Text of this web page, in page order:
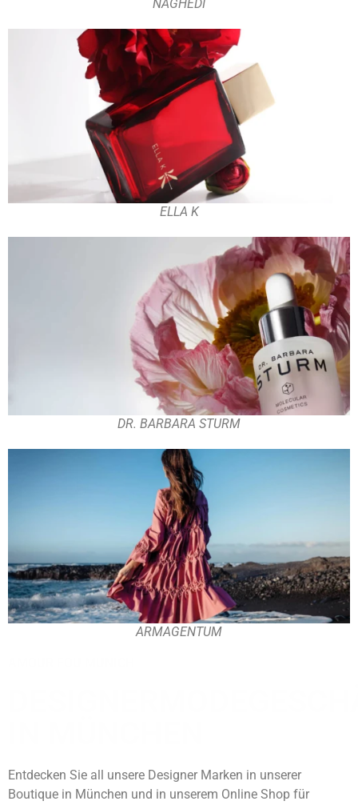
NAGHEDI
ELLA K
DR. BARBARA STURM
ARMAGENTUM
Entdecken Sie all unsere Designer Marken in unserer
Boutique in München und in unserem Online Shop für